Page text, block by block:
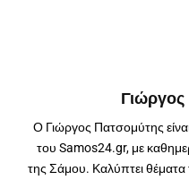
Ο Γιώργος Πατσομύτης
του Samos24.gr, με
της Σάμου. Καλύπτει θέματα